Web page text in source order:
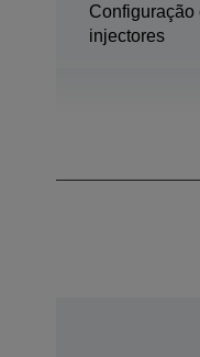
Configuração
injectores